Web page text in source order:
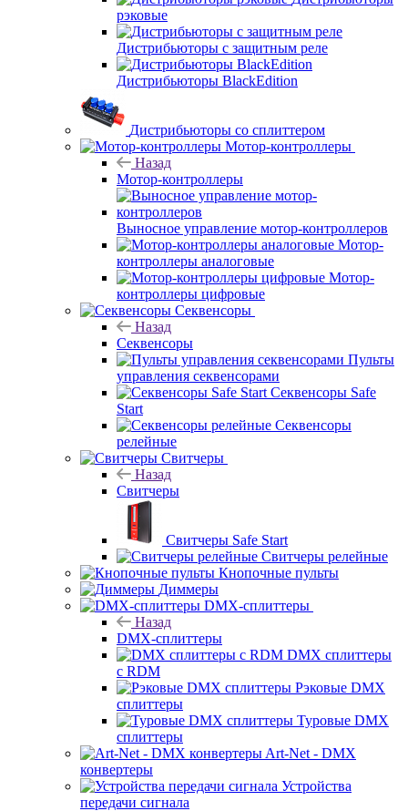
рэковые
Дистрибьюторы с защитным реле
Дистрибьюторы BlackEdition
Дистрибьюторы со сплиттером
Мотор-контроллеры
Назад
Мотор-контроллеры
Выносное управление мотор-контроллеров
Мотор-
контроллеры аналоговые
Мотор-
контроллеры цифровые
Секвенсоры
Назад
Секвенсоры
Пульты
управления секвенсорами
Секвенсоры Safe
Start
Секвенсоры
релейные
Свитчеры
Назад
Свитчеры
Свитчеры Safe Start
Свитчеры релейные
Кнопочные пульты
Диммеры
DMX-сплиттеры
Назад
DMX-сплиттеры
DMX сплиттеры
с RDM
Рэковые DMX
сплиттеры
Туровые DMX
сплиттеры
Art-Net - DMX
конвертеры
Устройства
передачи сигнала